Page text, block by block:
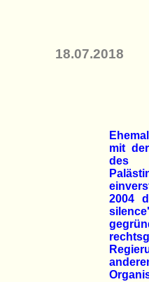
18.07.2018
mit
des
2004